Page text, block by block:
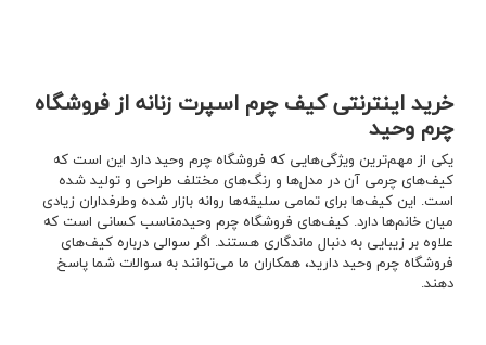
خرید اینترنتی کیف چرم اسپرت زنانه از فروشگاه
چرم وحید
یکی از مهم‌ترین ویژگی‌هایی که فروشگاه چرم وحید دارد این است که
کیف‌های چرمی آن در مدل‌ها و رنگ‌های مختلف طراحی و تولید شده
است. این کیف‌ها برای تمامی سلیقه‌ها روانه بازار شده وطرفداران زیادی
میان خانم‌ها دارد. کیف‌های فروشگاه چرم وحیدمناسب کسانی است که
علاوه بر زیبایی به دنبال ماندگاری هستند. اگر سوالی درباره کیف‌های
فروشگاه چرم وحید دارید، همکاران ما می‌توانند به سوالات شما پاسخ
دهند.